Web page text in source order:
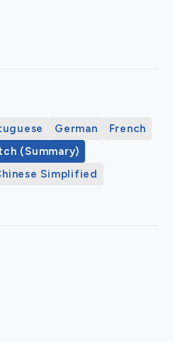
German
French
(Summary)
Simplified